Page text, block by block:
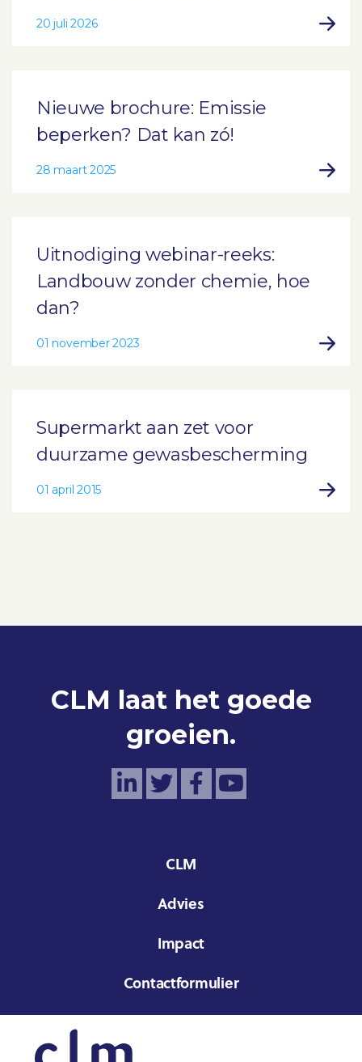
20 juli 2026
Nieuwe brochure: Emissie
beperken? Dat kan zó!
28 maart 2025
Uitnodiging webinar-reeks:
Landbouw zonder chemie, hoe
dan?
01 november 2023
Supermarkt aan zet voor
duurzame gewasbescherming
01 april 2015
CLM laat het goede
groeien.
CLM
Advies
Impact
Contactformulier